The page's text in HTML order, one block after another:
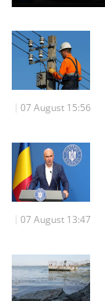
07 August 15:56
07 August 13:47